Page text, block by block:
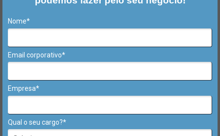
Nome*
Email corporativo*
Empresa*
Qual o seu cargo?*